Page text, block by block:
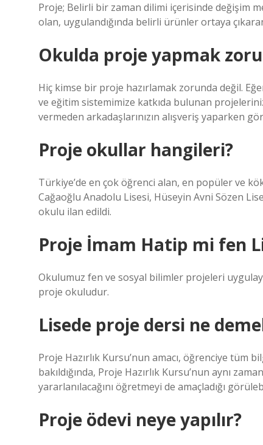
Proje; Belirli bir zaman dilimi içerisinde değişim
olan, uygulandığında belirli ürünler ortaya
Okulda proje yapmak
Hiç kimse bir proje hazırlamak zorunda değil.
ve eğitim sistemimize katkıda bulunan
vermeden arkadaşlarınızın alışveriş yaparken
Proje okullar hangileri?
Türkiye’de en çok öğrenci alan, en popüler ve
Cağaoğlu Anadolu Lisesi, Hüseyin Avni Sözen
okulu ilan edildi.
Proje İmam Hatip mi fen
Okulumuz fen ve sosyal bilimler projeleri
proje okuludur.
Lisede proje dersi ne
Proje Hazırlık Kursu’nun amacı, öğrenciye tüm
bakıldığında, Proje Hazırlık Kursu’nun aynı
yararlanılacağını öğretmeyi de amaçladığı
Proje ödevi neye yapılır?